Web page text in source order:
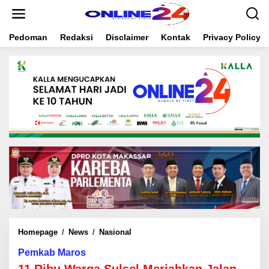
t
Pedoman Redaksi Disclaimer Kontak Privacy Policy
Homepage / News / Nasional
i
Pemkab Maros